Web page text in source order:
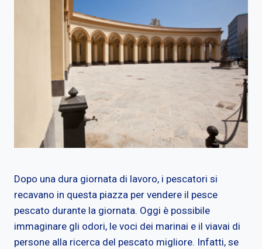
Dopo una dura giornata di lavoro, i pescatori si
recavano in questa piazza per vendere il pesce
pescato durante la giornata. Oggi è possibile
immaginare gli odori, le voci dei marinai e il viavai di
persone alla ricerca del pescato migliore. Infatti, se